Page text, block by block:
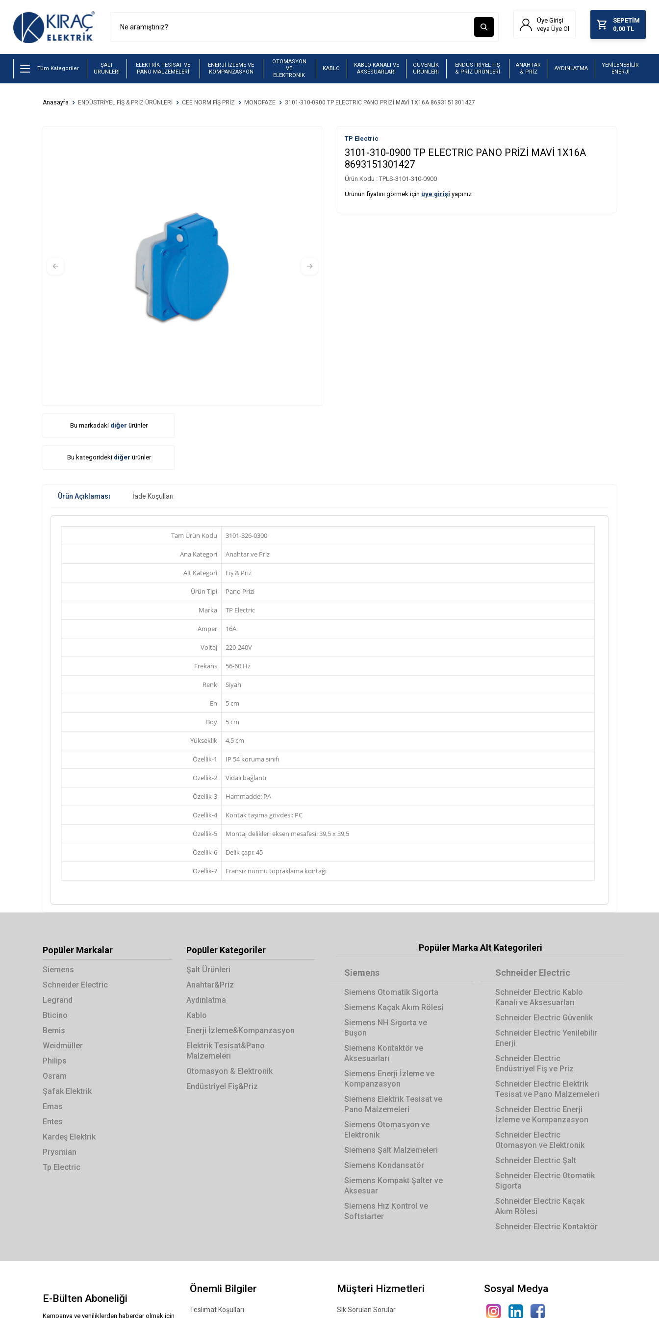
Üye Girişi
veya Üye Ol
SEPETIM
0,00 TL
Tüm Kategoriler
ŞALT
ÜRÜNLERİ
ELEKTRİK TESİSAT VE
PANO MALZEMELERİ
ENERJİ İZLEME VE
KOMPANZASYON
OTOMASYON
VE
ELEKTRONİK
KABLO
KABLO KANALI VE
AKSESUARLARI
GÜVENLİK
ÜRÜNLERİ
ENDÜSTRİYEL FİŞ
& PRİZ ÜRÜNLERİ
ANAHTAR
& PRİZ
AYDINLATMA
YENİLENEBİLİR
ENERJİ
Anasayfa ENDÜSTRİYEL FİŞ & PRİZ ÜRÜNLERİ CEE NORM FİŞ PRİZ MONOFAZE 3101-310-0900 TP ELECTRIC PANO PRİZİ MAVİ 1X16A 8693151301427
Bu markadaki diğer ürünler
Bu kategorideki diğer ürünler
TP Electric
3101-310-0900 TP ELECTRIC PANO PRİZİ MAVİ 1X16A
8693151301427
Ürün Kodu : TPLS-3101-310-0900
Ürünün fiyatını görmek için üye girişi yapınız
Ürün Açıklaması İade Koşulları
Tam Ürün Kodu 3101-326-0300
Ana Kategori Anahtar ve Priz
Alt Kategori Fiş & Priz
Ürün Tipi Pano Prizi
Marka TP Electric
Amper 16A
Voltaj 220-240V
Frekans 56-60 Hz
Renk Siyah
En 5 cm
Boy 5 cm
Yükseklik 4,5 cm
Özellik-1 IP 54 koruma sınıfı
Özellik-2 Vidalı bağlantı
Özellik-3 Hammadde: PA
Özellik-4 Kontak taşıma gövdesi: PC
Özellik-5 Montaj delikleri eksen mesafesi: 39,5 x 39,5
Özellik-6 Delik çapı: 45
Özellik-7 Fransız normu topraklama kontağı
Popüler Markalar
Siemens
Schneider Electric
Legrand
Bticino
Bemis
Weidmüller
Philips
Osram
Şafak Elektrik
Emas
Entes
Kardeş Elektrik
Prysmian
Tp Electric
Popüler Kategoriler
Şalt Ürünleri
Anahtar&Priz
Aydınlatma
Kablo
Enerji İzleme&Kompanzasyon
Elektrik Tesisat&Pano
Malzemeleri
Otomasyon & Elektronik
Endüstriyel Fiş&Priz
Popüler Marka Alt Kategorileri
Siemens
Siemens Otomatik Sigorta
Siemens Kaçak Akım Rölesi
Siemens NH Sigorta ve
Buşon
Siemens Kontaktör ve
Aksesuarları
Siemens Enerji İzleme ve
Kompanzasyon
Siemens Elektrik Tesisat ve
Pano Malzemeleri
Siemens Otomasyon ve
Elektronik
Siemens Şalt Malzemeleri
Siemens Kondansatör
Siemens Kompakt Şalter ve
Aksesuar
Siemens Hız Kontrol ve
Softstarter
Schneider Electric
Schneider Electric Kablo
Kanalı ve Aksesuarları
Schneider Electric Güvenlik
Schneider Electric Yenilebilir
Enerji
Schneider Electric
Endüstriyel Fiş ve Priz
Schneider Electric Elektrik
Tesisat ve Pano Malzemeleri
Schneider Electric Enerji
İzleme ve Kompanzasyon
Schneider Electric
Otomasyon ve Elektronik
Schneider Electric Şalt
Schneider Electric Otomatik
Sigorta
Schneider Electric Kaçak
Akım Rölesi
Schneider Electric Kontaktör
E-Bülten Aboneliği
Kampanya ve yeniliklerden haberdar olmak için
Önemli Bilgiler
Teslimat Koşulları
Müşteri Hizmetleri
Sık Sorulan Sorular
Sosyal Medya